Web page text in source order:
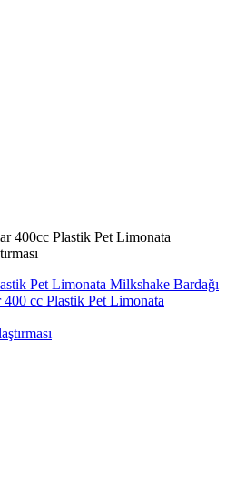
400cc Plastik Pet Limonata
Pet Limonata Milkshake Bardağı
cc Plastik Pet Limonata